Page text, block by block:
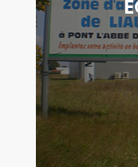
contribue